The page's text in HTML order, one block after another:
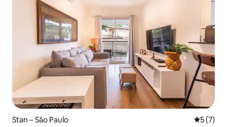
Stan – São Paulo
5 (7)